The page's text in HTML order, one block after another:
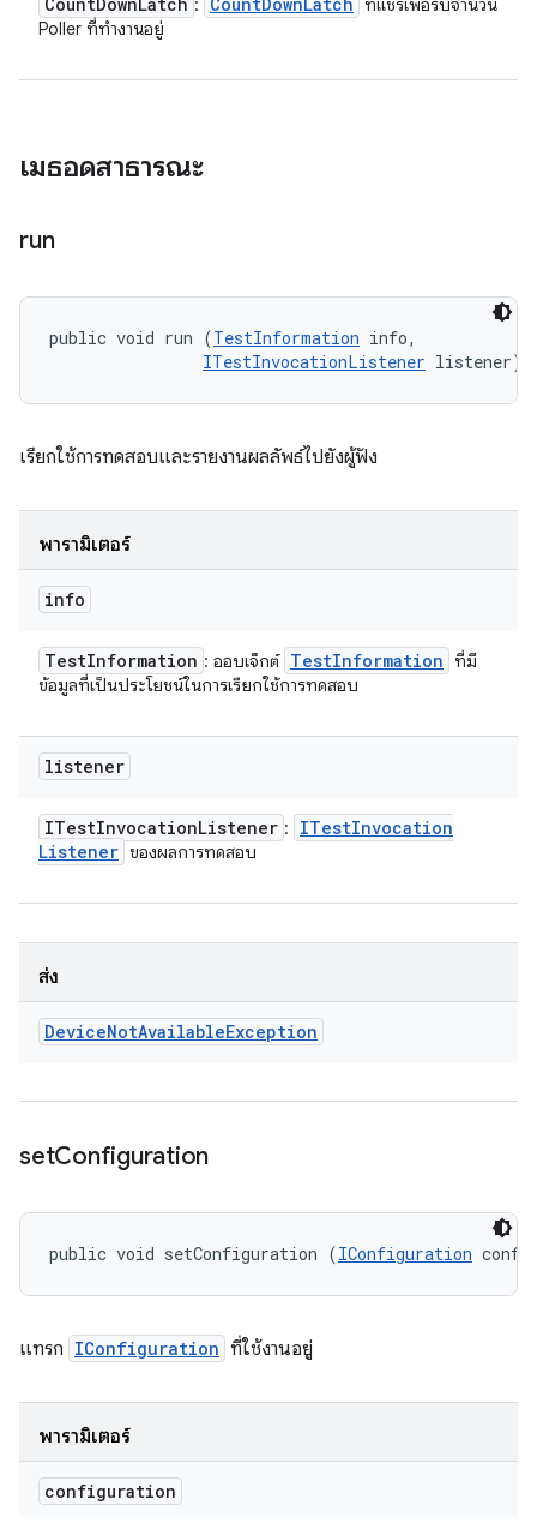
:
ที่แชร์เพื่อรับจำนวน
Poller ที่ทำงานอยู่
เมธอดสาธารณะ
run
public void run (TestInformation info,
ITestInvocationListener listener)
เรียกใช้การทดสอบและรายงานผลลัพธ์ไปยังผู้ฟัง
พารามิเตอร์
info
TestInformation : ออบเจ็กต์ TestInformation ที่มี
ข้อมูลที่เป็นประโยชน์ในการเรียกใช้การทดสอบ
listener
ITestInvocationListener : ITestInvocation
Listener ของผลการทดสอบ
ส่ง
DeviceNotAvailableException
setConfiguration
public void setConfiguration (IConfiguration
แทรก IConfiguration ที่ใช้งานอยู่
พารามิเตอร์
configuration